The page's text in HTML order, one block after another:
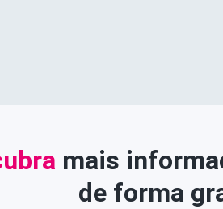
mais
de forma